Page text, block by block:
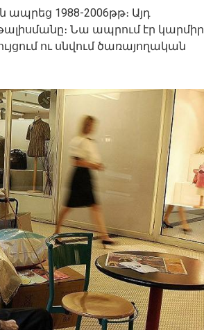
1988-2006թթ։ Այդ
Նա ապրում էր կարմիր
ու սնվում ծառայողական